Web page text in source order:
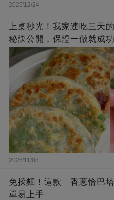
2025/12/24
上桌秒光！我家連吃三天
秘訣公開，保證一做就成功
2025/11/08
免揉麵！這款「香蔥恰巴
單易上手